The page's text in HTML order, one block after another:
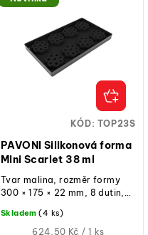
PAVONI Silikonová forma
Mini Scarlet 38 ml
Měrná
624,50 Kč / 1 ks
Skladem (4 ks)
Tvar malina, rozměr formy
300 × 175 × 22 mm, 8 dutin,
průměr dutiny 62 mm, výška
21 mm,...
KÓD:TOP23S